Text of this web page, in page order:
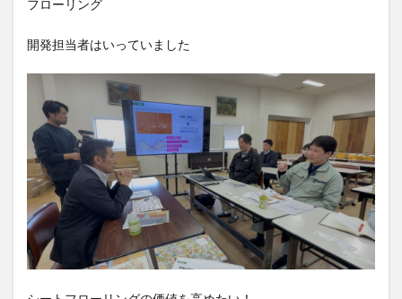
フローリング
開発担当者はいっていました